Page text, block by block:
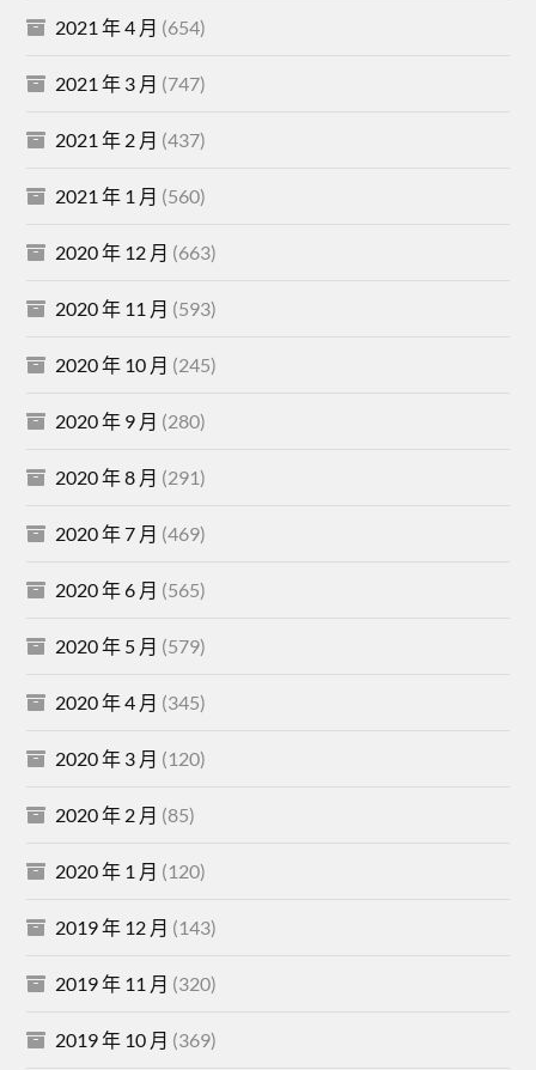
2021 年 4 月 (654)
2021 年 3 月 (747)
2021 年 2 月 (437)
2021 年 1 月 (560)
2020 年 12 月 (663)
2020 年 11 月 (593)
2020 年 10 月 (245)
2020 年 9 月 (280)
2020 年 8 月 (291)
2020 年 7 月 (469)
2020 年 6 月 (565)
2020 年 5 月 (579)
2020 年 4 月 (345)
2020 年 3 月 (120)
2020 年 2 月 (85)
2020 年 1 月 (120)
2019 年 12 月 (143)
2019 年 11 月 (320)
2019 年 10 月 (369)